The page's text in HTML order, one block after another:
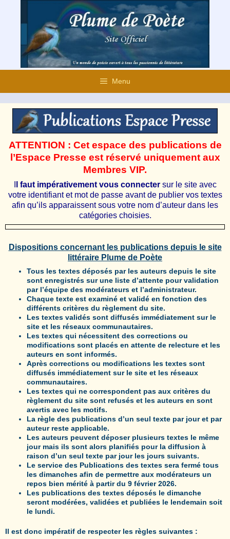
contenu
Menu
ATTENTION : Cet espace des publications de
l’Espace Presse est réservé uniquement aux
Membres VIP.
l faut impérativement vous connectersur le site avec
votre identifiant et mot de passe avant de publier vos textes
afin qu’ils apparaissent sous votre nom d’auteur dans les
catégories choisies.
Dispositions concernant les publications depuis le site
littéraire Plume de Poète
Tous les textes déposés par les auteurs depuis le site
sont enregistrés sur une liste d’attente pour validation
par l’équipe des modérateurs et l’administrateur.
Chaque texte est examiné et validé en fonction des
différents critères du règlement du site.
Les textes validés sont diffusés immédiatement sur le
site et les réseaux communautaires.
Les textes qui nécessitent des corrections ou
modifications sont placés en attente de relecture et les
auteurs en sont informés.
Après corrections ou modifications les textes sont
diffusés immédiatement sur le site et les réseaux
communautaires.
Les textes qui ne correspondent pas aux critères du
règlement du site sont refusés et les auteurs en sont
avertis avec les motifs.
La règle des publications d’un seul texte par jour et par
auteur reste applicable.
Les auteurs peuvent déposer plusieurs textes le même
jour mais ils sont alors planifiés pour la diffusion à
raison d’un seul texte par jour les jours suivants.
Le service des Publications des textes sera fermé tous
les dimanches afin de permettre aux modérateurs un
repos bien mérité à partir du 9 février 2026.
Les publications des textes déposés le dimanche
seront modérées, validées et publiées le lendemain soit
le lundi.
Il est donc impératif de respecter les règles suivantes :